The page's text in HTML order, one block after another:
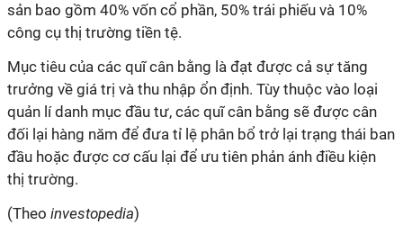
sản bao gồm 40% vốn cổ phần, 50% trái phiếu và 10%
công cụ thị trường tiền tệ.
Mục tiêu của các quĩcân bằng là đạt được cả sự tăng
trưởng về giá trị và thu nhập ổn định. Tùy thuộc vào loại
quản lí danh mục đầu tư, các quĩcân bằng sẽ được cân
đối lại hàng năm để đưa tỉ lệ phân bổ trở lại trạng thái ban
đầu hoặc được cơ cấu lại để ưu tiên phản ánh điều kiện
thị trường.
(Theo investopedia)